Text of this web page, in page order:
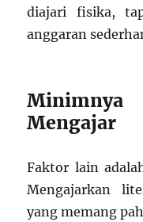
diajari fisika,
anggaran
Mengajar
Faktor lain
Mengajarkan
yang memang